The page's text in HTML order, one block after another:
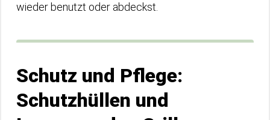
wieder benutzt oder abdeckst.
Schutz und Pflege:
Schutzhüllen und